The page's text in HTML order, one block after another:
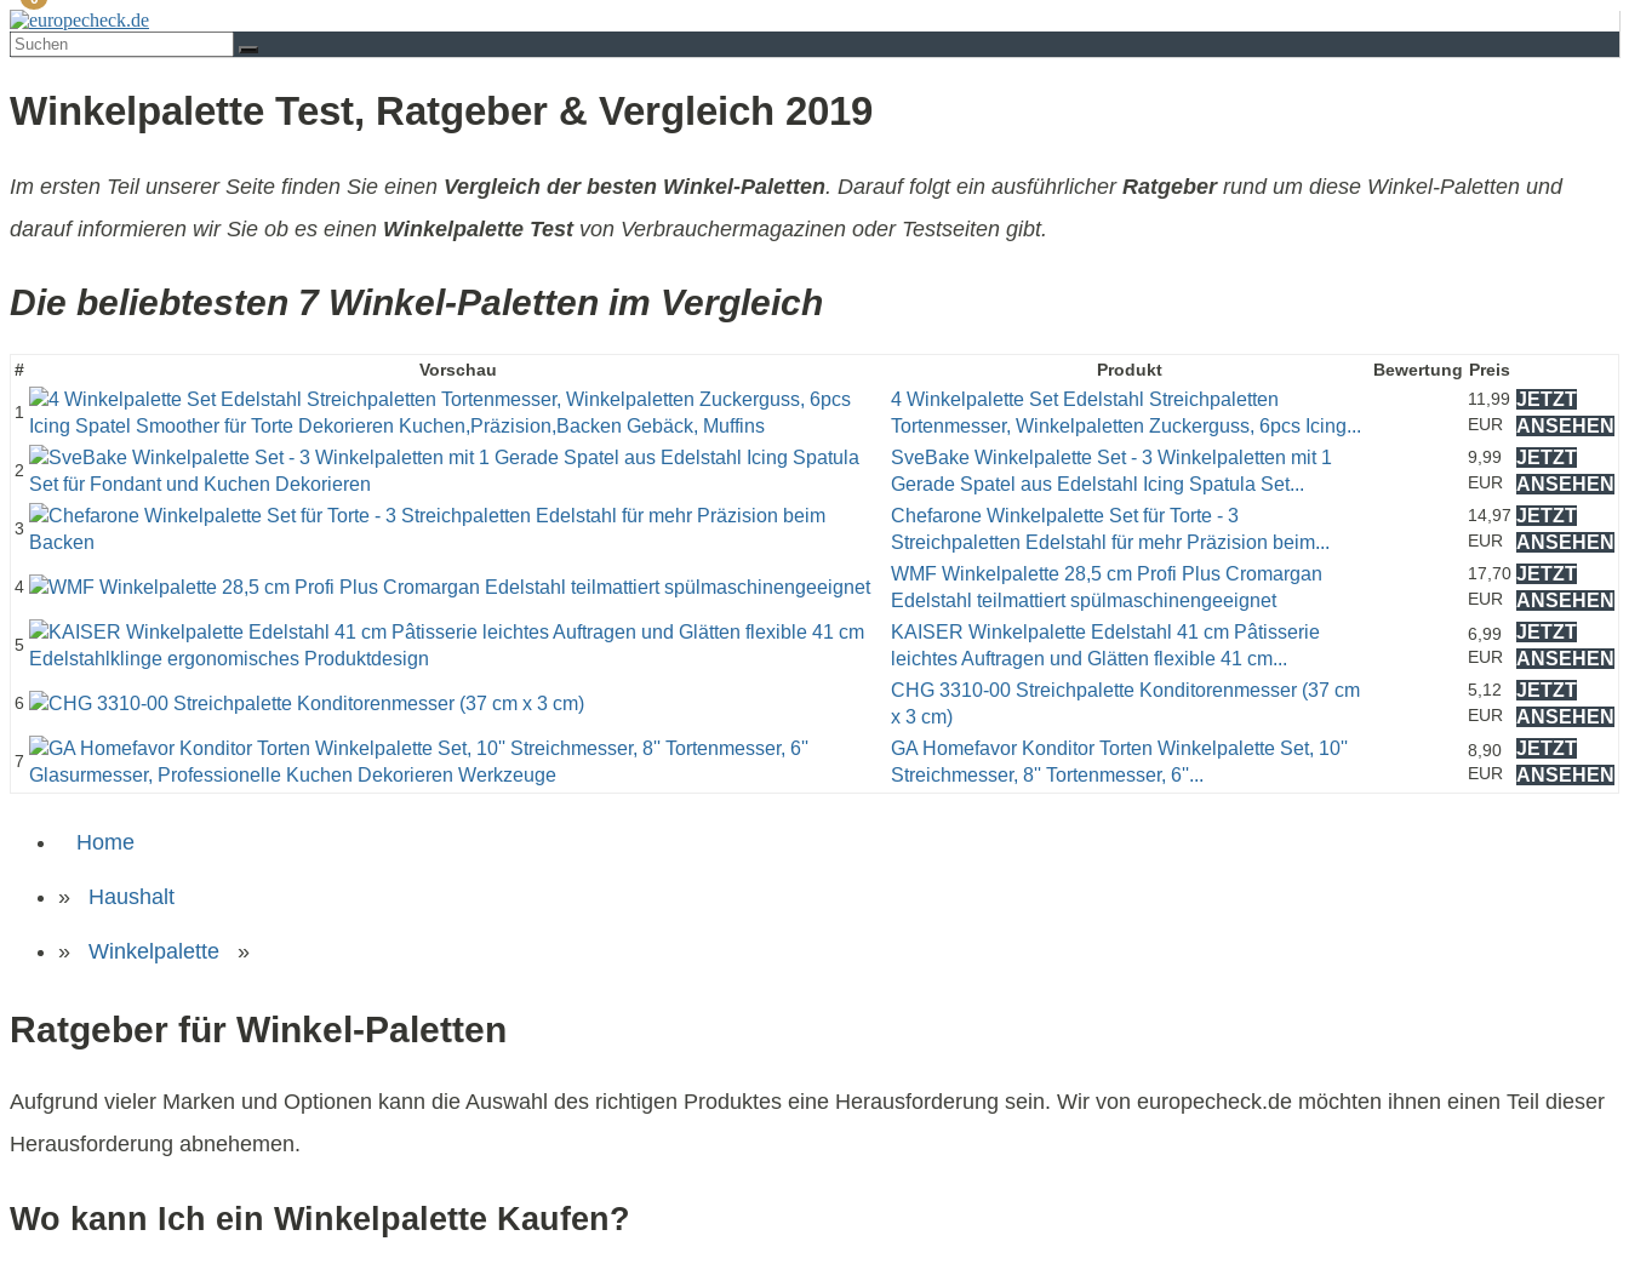
Winkelpalette Test, Ratgeber & Vergleich 2019
Im ersten Teil unserer Seite finden Sie einen Vergleich der besten Winkel-Paletten. Darauf folgt ein ausführlicher Ratgeberrund um diese Winkel-Paletten und
darauf informieren wir Sie ob es einen Winkelpalette Testvon Verbrauchermagazinen oder Testseiten gibt.
Die beliebtesten 7 Winkel-Paletten im Vergleich
# Vorschau Produkt Bewertung Preis
1
4 Winkelpalette Set Edelstahl Streichpaletten
Tortenmesser, Winkelpaletten Zuckerguss, 6pcs Icing...
11,99
EUR
JETZT
ANSEHEN
2
SveBake Winkelpalette Set - 3 Winkelpaletten mit 1
Gerade Spatel aus Edelstahl Icing Spatula Set...
9,99
EUR
JETZT
ANSEHEN
3
Chefarone Winkelpalette Set für Torte - 3
Streichpaletten Edelstahl für mehr Präzision beim...
14,97
EUR
JETZT
ANSEHEN
4
WMF Winkelpalette 28,5 cm Profi Plus Cromargan
Edelstahl teilmattiert spülmaschinengeeignet
17,70
EUR
JETZT
ANSEHEN
5
KAISER Winkelpalette Edelstahl 41 cm Pâtisserie
leichtes Auftragen und Glätten flexible 41 cm...
6,99
EUR
JETZT
ANSEHEN
6
CHG 3310-00 Streichpalette Konditorenmesser (37 cm
x 3 cm)
5,12
EUR
JETZT
ANSEHEN
7
GA Homefavor Konditor Torten Winkelpalette Set, 10''
Streichmesser, 8'' Tortenmesser, 6''...
8,90
EUR
JETZT
ANSEHEN
Home
» Haushalt
» Winkelpalette »
Ratgeber für Winkel-Paletten
Aufgrund vieler Marken und Optionen kann die Auswahl des richtigen Produktes eine Herausforderung sein. Wir von europecheck.de möchten ihnen einen Teil dieser
Herausforderung abnehemen.
Wo kann Ich ein Winkelpalette Kaufen?